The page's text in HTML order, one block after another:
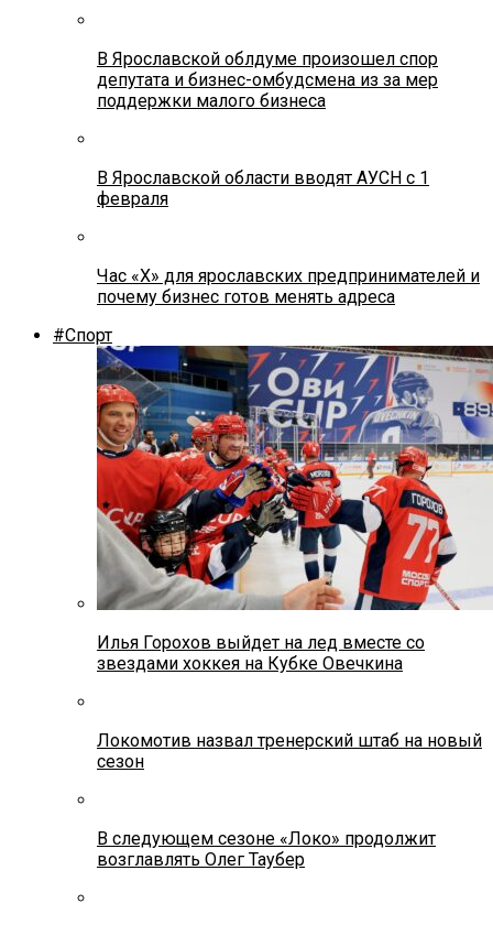
В Ярославской облдуме произошел спор
депутата и бизнес-омбудсмена из за мер
поддержки малого бизнеса
В Ярославской области вводят АУСН с 1
февраля
Час «Х» для ярославских предпринимателей и
почему бизнес готов менять адреса
#Спорт
Илья Горохов выйдет на лед вместе со
звездами хоккея на Кубке Овечкина
Локомотив назвал тренерский штаб на новый
сезон
В следующем сезоне «Локо» продолжит
возглавлять Олег Таубер